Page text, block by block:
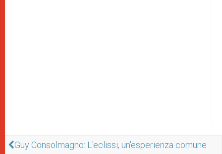
Guy Consolmagno: L'eclissi, un'esperienza comune